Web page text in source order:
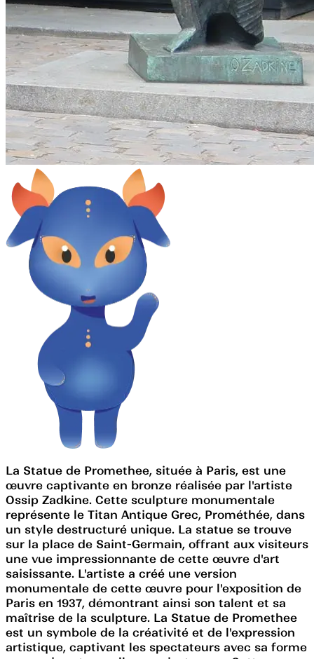
La Statue de Promethee, située à Paris, est une
œuvre captivante en bronze réalisée par l'artiste
Ossip Zadkine. Cette sculpture monumentale
représente le Titan Antique Grec, Prométhée, dans
un style destructuré unique. La statue se trouve
sur la place de Saint-Germain, offrant aux visiteurs
une vue impressionnante de cette œuvre d'art
saisissante. L'artiste a créé une version
monumentale de cette œuvre pour l'exposition de
Paris en 1937, démontrant ainsi son talent et sa
maîtrise de la sculpture. La Statue de Promethee
est un symbole de la créativité et de l'expression
artistique, captivant les spectateurs avec sa forme